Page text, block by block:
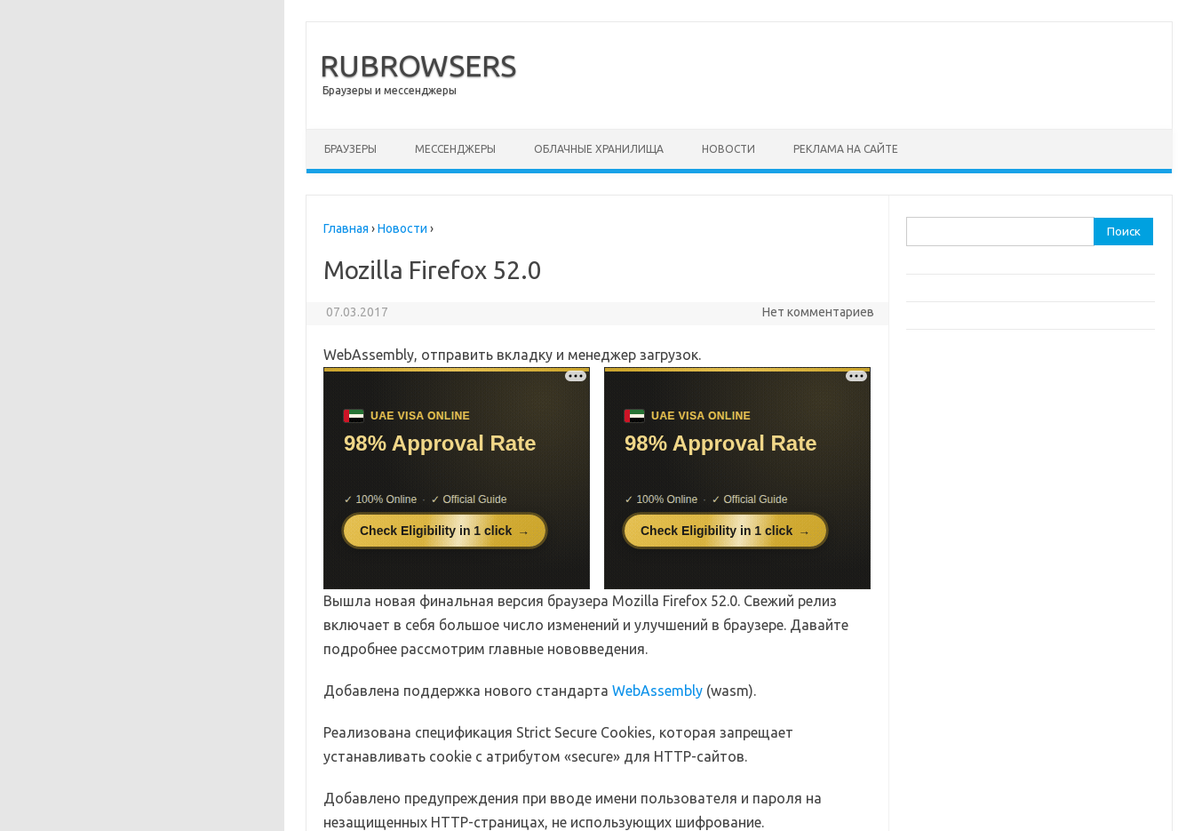
RUBROWSERS
Браузеры и мессенджеры
БРАУЗЕРЫ МЕССЕНДЖЕРЫ ОБЛАЧНЫЕ ХРАНИЛИЩА НОВОСТИ РЕКЛАМА НА САЙТЕ
Главная ›Новости ›
Mozilla Firefox 52.0
07.03.2017 Нет комментариев
WebAssembly, отправить вкладку и менеджер загрузок.
Вышла новая финальная версия браузера Mozilla Firefox 52.0. Свежий релиз
включает в себя большое число изменений и улучшений в браузере. Давайте
подробнее рассмотрим главные нововведения.
Добавлена поддержка нового стандартаWebAssembly (wasm).
Реализована спецификация Strict Secure Cookies, которая запрещает
устанавливать cookie с атрибутом «secure» для HTTP-сайтов.
Добавлено предупреждения при вводе имени пользователя и пароля на
незащищенных HTTP-страницах, не использующих шифрование.